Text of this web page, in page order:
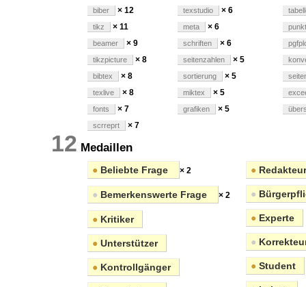
biber × 12
tikz × 11
beamer × 9
tikzpicture × 8
bibtex × 8
texlive × 8
fonts × 7
scrreprt × 7
texstudio × 6
meta × 6
schriften × 6
seitenzahlen × 5
sortierung × 5
miktex × 5
grafiken × 5
12 Medaillen
● Beliebte Frage × 2
● Bemerkenswerte Frage × 2
● Kritiker
● Unterstützer
● Kontrollgänger
● Redakteur
●
● Experte
●
● Student